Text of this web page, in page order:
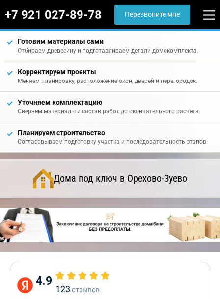
+7 921 027-89-78 Перезвоните мне
Готовим материалы сами
Отбираем древесину и подготавливаем детали домокомплекта.
Корректируем проекты
Меняем планировку, расположение окон, дверей и перегородок.
Уточняем комплектацию
Сверяем материалы и состав работ до окончательного расчёта.
Планируем строительство
Согласовываем подготовку участка и последовательность этапов.
Дома под ключ в Орехово-Зуево
4.9
123 отзывов